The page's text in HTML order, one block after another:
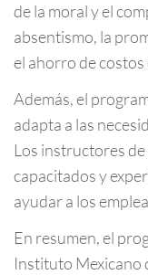
de la moral y el
absentismo, la
el ahorro de costos
Además, el
adapta a las
Los instructores
capacitados y
ayudar a los
En resumen, el
Instituto Mexicano